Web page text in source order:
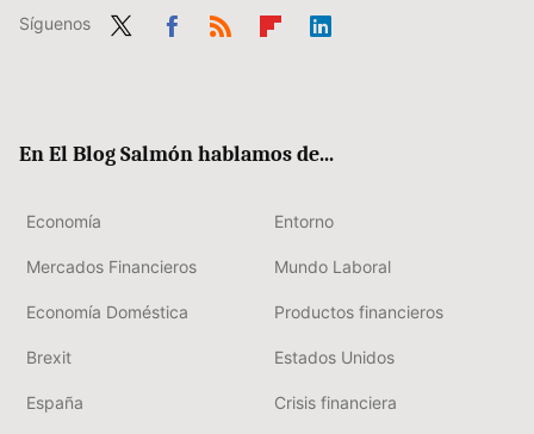
Síguenos
En El Blog Salmón hablamos de...
Economía Entorno
Mercados Financieros Mundo Laboral
Economía Doméstica Productos financieros
Brexit Estados Unidos
España Crisis financiera